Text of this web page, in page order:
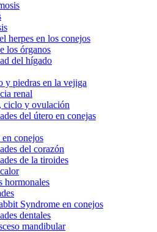
herpes en los conejos
los órganos
del hígado
y piedras en la vejiga
renal
ciclo y ovulación
del útero en conejas
conejos
del corazón
de la tiroides
hormonales
Syndrome en conejos
dentales
mandibular